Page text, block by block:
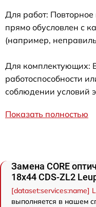
Для работ:
прямо обусловлен с
(например,
Для комплектующих:
работоспособности
соблюдении условий
Показать полностью
Замена CORE
18x44 CDS-ZL2
[dataset:services:name]
выполняется в нашем